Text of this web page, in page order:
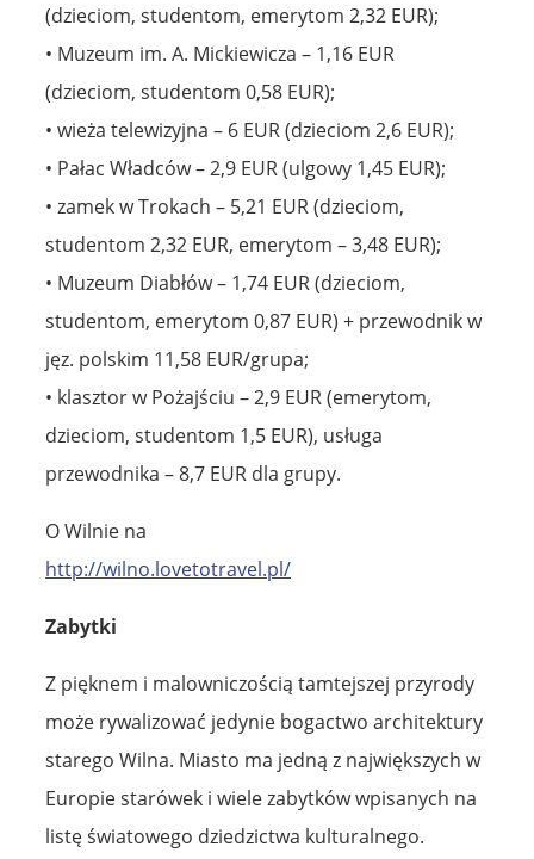
(dzieciom, studentom, emerytom 2,32 EUR);
• Muzeum im. A. Mickiewicza – 1,16 EUR
(dzieciom, studentom 0,58 EUR);
• wieża telewizyjna – 6 EUR (dzieciom 2,6 EUR);
• Pałac Władców – 2,9 EUR (ulgowy 1,45 EUR);
• zamek w Trokach – 5,21 EUR (dzieciom,
studentom 2,32 EUR, emerytom – 3,48 EUR);
• Muzeum Diabłów – 1,74 EUR (dzieciom,
studentom, emerytom 0,87 EUR) + przewodnik w
jęz. polskim 11,58 EUR/grupa;
• klasztor w Pożajściu – 2,9 EUR (emerytom,
dzieciom, studentom 1,5 EUR), usługa
przewodnika – 8,7 EUR dla grupy.
O Wilnie na
http://wilno.lovetotravel.pl/
Zabytki
Z pięknem i malowniczością tamtejszej przyrody
może rywalizować jedynie bogactwo architektury
starego Wilna. Miasto ma jedną z największych w
Europie starówek i wiele zabytków wpisanych na
listę światowego dziedzictwa kulturalnego.